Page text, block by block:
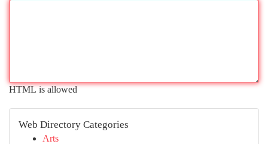
HTML is allowed
Web Directory Categories
Arts